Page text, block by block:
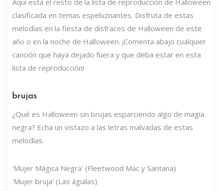
clasificada en temas espeluznantes. Disfruta de estas
melodías en la fiesta de disfraces de Halloween de este
año o en la noche de Halloween. ¡Comenta abajo cualquier
canción que haya dejado fuera y que deba estar en esta
lista de reproducción!
brujas
¿Qué es Halloween sin brujas esparciendo algo de magia
negra? Echa un vistazo a las letras malvadas de estas
melodías.
'Mujer Mágica Negra' (Fleetwood Mac y Santana)
'Mujer bruja' (Las águilas)